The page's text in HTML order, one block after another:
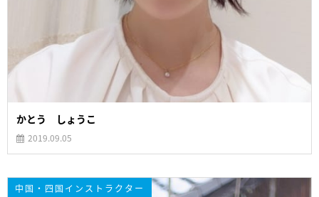
かとう しょうこ
2019.09.05
中国・四国インストラクター